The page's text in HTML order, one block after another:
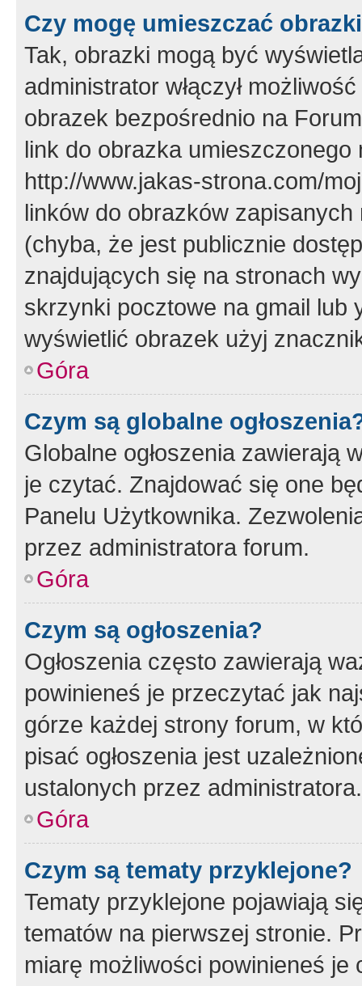
Czy mogę umieszczać
Tak, obrazki mogą być
administrator włączył
obrazek bezpośrednio na
link do obrazka
http://www.jakas-strona.com/
linków do obrazków
(chyba, że jest publicznie
znajdujących się na stronach
skrzynki pocztowe na gmail lub
wyświetlić obrazek użyj
Góra
Czym są globalne
Globalne ogłoszenia zawierają
je czytać. Znajdować się one
Panelu Użytkownika.
przez administratora forum.
Góra
Czym są ogłoszenia?
Ogłoszenia często zawierają
powinieneś je przeczytać jak
górze każdej strony forum, w
pisać ogłoszenia jest
ustalonych przez administratora.
Góra
Czym są tematy przyklejone?
Tematy przyklejone pojawiają
tematów na pierwszej stronie.
miarę możliwości powinieneś je